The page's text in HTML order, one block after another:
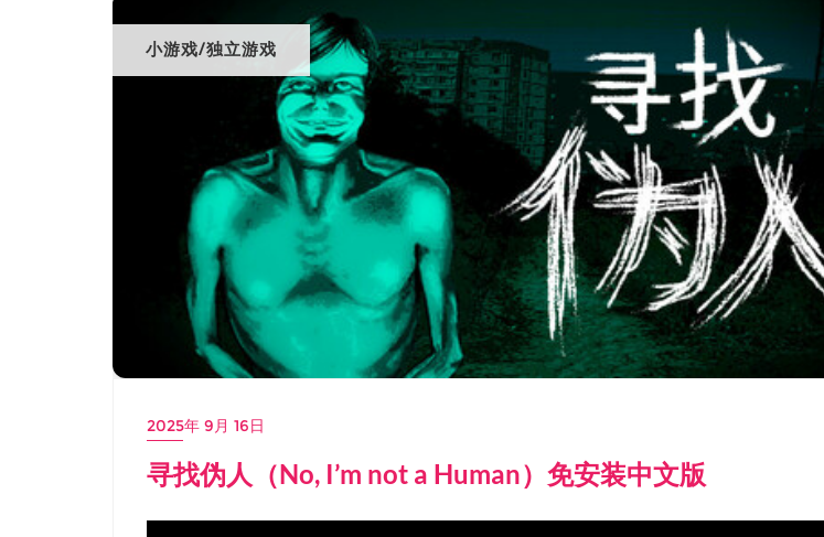
小游戏/独立游戏
2025年 9月 16日
寻找伪人（No, I’m not a Human）免安装中文版